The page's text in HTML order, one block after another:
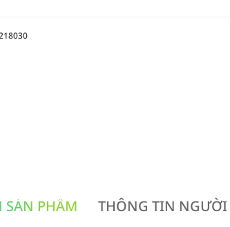
SẢN PHẨM THÔNG TIN NGƯỜI